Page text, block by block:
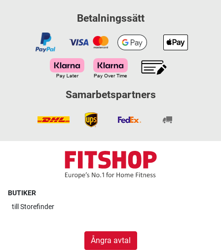
Betalningssätt
Samarbetspartners
BUTIKER
till Storefinder
Ångra avtal